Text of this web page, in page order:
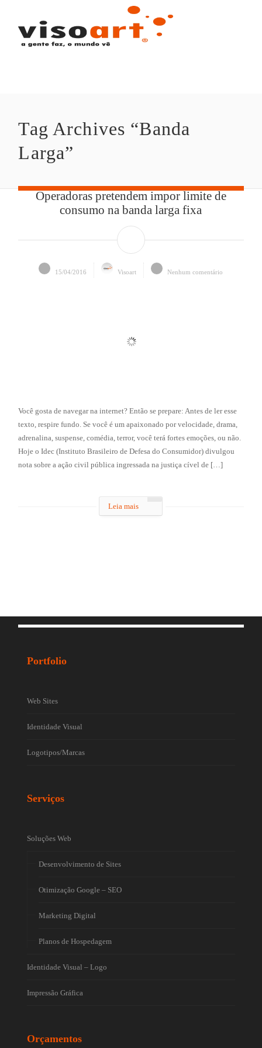
Tag Archives “Banda
Larga”
Operadoras pretendem impor limite de
consumo na banda larga fixa
15/04/2016 Visoart Nenhum comentário
Você gosta de navegar na internet? Então se prepare: Antes de ler esse
texto, respire fundo. Se você é um apaixonado por velocidade, drama,
adrenalina, suspense, comédia, terror, você terá fortes emoções, ou não.
Hoje o Idec (Instituto Brasileiro de Defesa do Consumidor) divulgou
nota sobre a ação civil pública ingressada na justiça cível de […]
Leia mais
Portfolio
Web Sites
Identidade Visual
Logotipos/Marcas
Serviços
Soluções Web
Desenvolvimento de Sites
Otimização Google – SEO
Marketing Digital
Planos de Hospedagem
Identidade Visual – Logo
Impressão Gráfica
Orçamentos